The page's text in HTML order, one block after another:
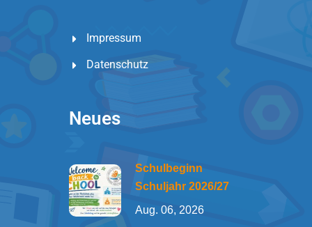
Impressum
Datenschutz
Neues
Schulbeginn
Schuljahr 2026/27
Aug. 06, 2026